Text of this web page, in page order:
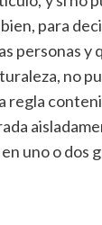
para
personas y
no
uno o dos